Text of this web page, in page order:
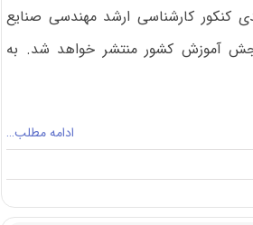
کنکور کارشناسی ارشد مهندسی صنایع
سنجش آموزش کشور منتشر خواهد شد. به
ادامه مطلب…